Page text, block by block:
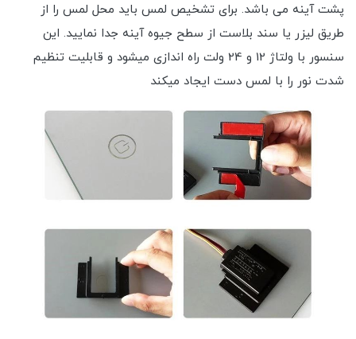
پشت آینه می باشد. برای تشخیص لمس باید محل لمس را از
طریق لیزر یا سند بلاست از سطح جیوه آینه جدا نمایید. این
سنسور با ولتاژ 12 و 24 ولت راه اندازی میشود و قابلیت تنظیم
شدت نور را با لمس دست ایجاد میکند